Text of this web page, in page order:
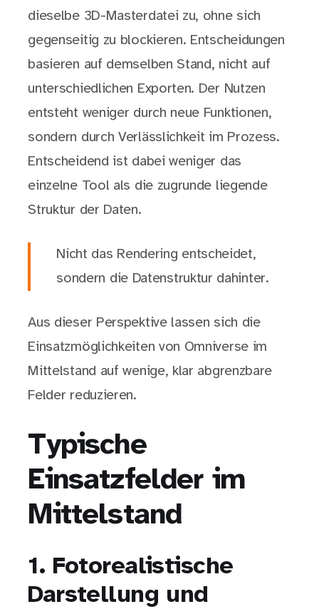
dieselbe 3D-Masterdatei zu, ohne sich
gegenseitig zu blockieren. Entscheidungen
basieren auf demselben Stand, nicht auf
unterschiedlichen Exporten. Der Nutzen
entsteht weniger durch neue Funktionen,
sondern durch Verlässlichkeit im Prozess.
Entscheidend ist dabei weniger das
einzelne Tool als die zugrunde liegende
Struktur der Daten.
Nicht das Rendering entscheidet,
sondern die Datenstruktur dahinter.
Aus dieser Perspektive lassen sich die
Einsatzmöglichkeiten von Omniverse im
Mittelstand auf wenige, klar abgrenzbare
Felder reduzieren.
Typische
Einsatzfelder im
Mittelstand
1. Fotorealistische
Darstellung und